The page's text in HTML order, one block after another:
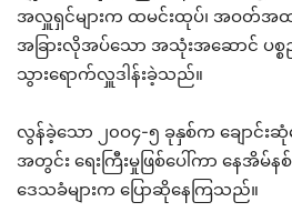
အလှူရှင်များက ထမင်းထုပ်၊ အဝတ်အထည်
အခြားလိုအပ်သော အသုံးအဆောင် ပစ္စ
သွားရောက်လှူဒါန်းခဲ့သည်။
လွန်ခဲ့သော ၂၀ဝ၄-၅ ခုနှစ်က ချောင်း
အတွင်း ရေးကြီးမှုဖြစ်ပေါ်ကာ နေအိမ်
ဒေသခံများက ပြောဆိုနေကြသည်။